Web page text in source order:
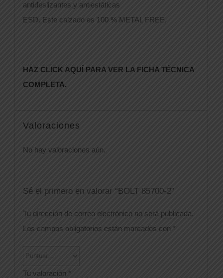
antideslizantes y antiestáticas
ESD. Este calzado es 100 % METAL FREE.
HAZ CLICK AQUÍ PARA VER LA FICHA TÉCNICA
COMPLETA.
Valoraciones
No hay valoraciones aún.
Sé el primero en valorar “BOLT 85700-2”
Tu dirección de correo electrónico no será publicada.
Los campos obligatorios están marcados con *
Tu valoración *